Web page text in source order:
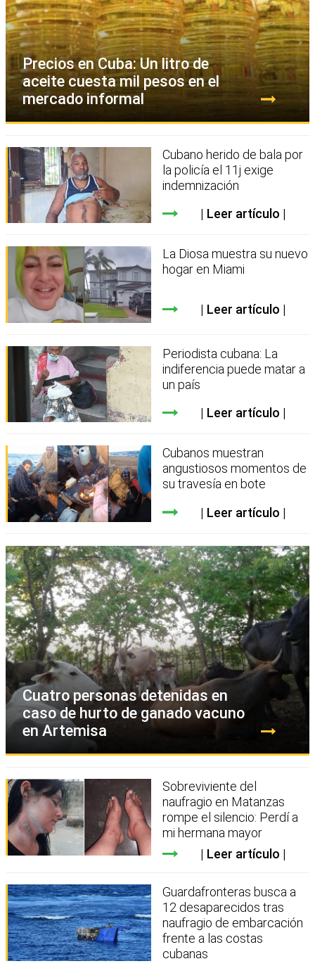
Precios en Cuba: Un litro de
aceite cuesta mil pesos en el
mercado informal
Cubano herido de bala por
la policía el 11j exige
indemnización
Leer artículo
La Diosa muestra su nuevo
hogar en Miami
Leer artículo
Periodista cubana: La
indiferencia puede matar a
un país
Leer artículo
Cubanos muestran
angustiosos momentos de
su travesía en bote
Leer artículo
Cuatro personas detenidas en
caso de hurto de ganado vacuno
en Artemisa
Sobreviviente del
naufragio en Matanzas
rompe el silencio: Perdí a
mi hermana mayor
Leer artículo
Guardafronteras busca a
12 desaparecidos tras
naufragio de embarcación
frente a las costas
cubanas